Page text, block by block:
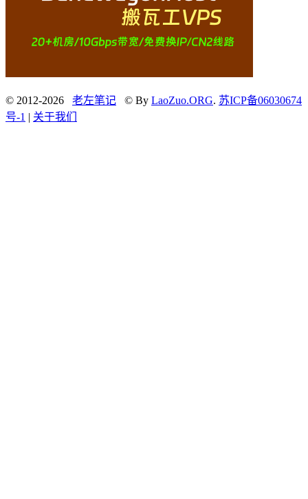
© 2012-2026 老左笔记 © By LaoZuo.ORG. 苏ICP备06030674
号-1 | 关于我们